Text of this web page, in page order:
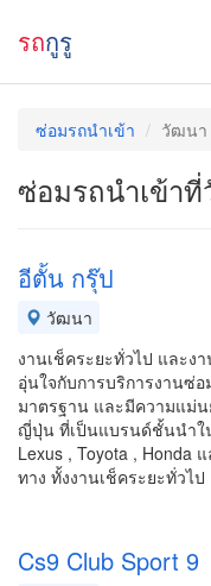
รถกูรู
ซ่อมรถนำเข้า วัฒนา
ซ่อมรถนำเข้า
อีตั้น กรุ๊ป
วัฒนา
งานเช็คระยะทั่วไป และง
อุ่นใจกับการบริการงานซ่
มาตรฐาน และมีความแม่
ญี่ปุ่น ที่เป็นแบรนด์ชั้นนำใ
Lexus , Toyota , Honda
ทาง ทั้งงานเช็คระยะทั่วไ
Cs9 Club Sport 9